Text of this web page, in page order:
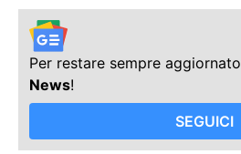
Per restare sempre aggiornato
News!
SEGUICI